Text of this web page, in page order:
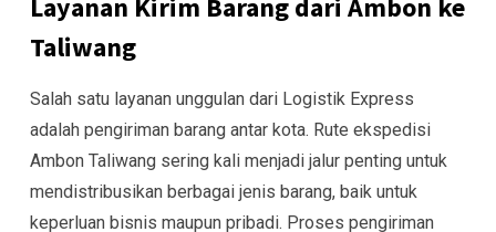
Layanan Kirim Barang dari Ambon ke
Taliwang
Salah satu layanan unggulan dari Logistik Express
adalah pengiriman barang antar kota. Rute ekspedisi
Ambon Taliwang sering kali menjadi jalur penting untuk
mendistribusikan berbagai jenis barang, baik untuk
keperluan bisnis maupun pribadi. Proses pengiriman